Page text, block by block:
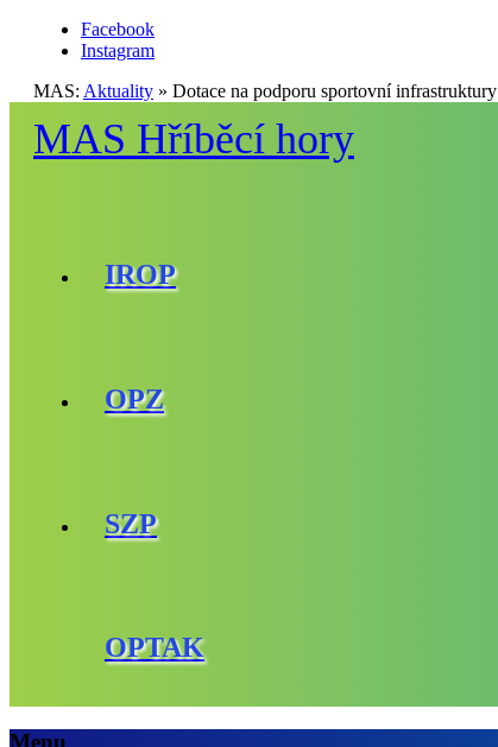
Facebook
Instagram
MAS: Aktuality » Dotace na podporu sportovní infrastruktury
MAS Hříběcí hory
IROP
OPZ
SZP
OPTAK
Menu